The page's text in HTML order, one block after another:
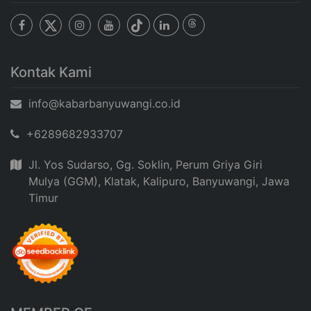
Kontak Kami
info@kabarbanyuwangi.co.id
+6289682933707
Jl. Yos Sudarso, Gg. Soklin, Perum Griya Giri
Mulya (GGM), Klatak, Kalipuro, Banyuwangi, Jawa
Timur